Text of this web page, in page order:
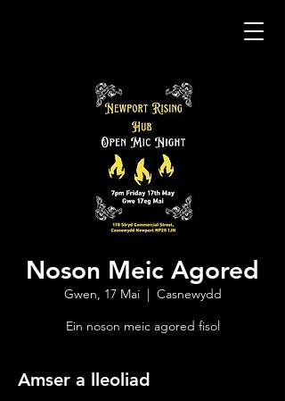
Noson Meic Agored
Gwen, 17 Mai
  |
Casnewydd
Ein noson meic agored fisol
Amser a lleoliad